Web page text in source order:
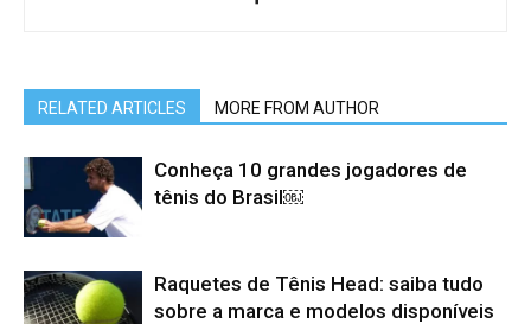
RELATED ARTICLES MORE FROM AUTHOR
Conheça 10 grandes jogadores de
tênis do Brasil￼
Raquetes de Tênis Head: saiba tudo
sobre a marca e modelos disponíveis